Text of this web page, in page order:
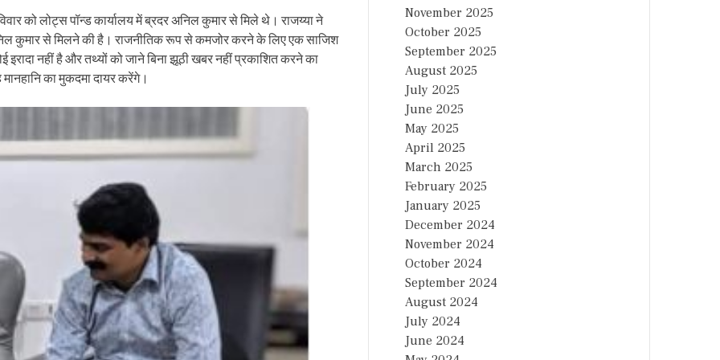
को लोट्स पॉन्ड कार्यालय में ब्रदर अनिल कुमार से मिले थे। राजय्या ने
कुमार से मिलने की है। राजनीतिक रूप से कमजोर करने के लिए एक साजिश
नहीं है और तथ्यों को जाने बिना झूठी खबर नहीं प्रकाशित करने का
का मुकदमा दायर करेंगे।
November 2025
October 2025
September 2025
August 2025
July 2025
June 2025
May 2025
April 2025
March 2025
February 2025
January 2025
December 2024
November 2024
October 2024
September 2024
August 2024
July 2024
June 2024